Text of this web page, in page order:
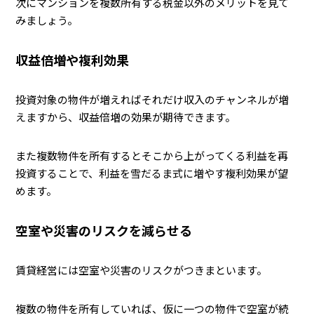
みましょう。
収益倍増や複利効果
投資対象の物件が増えればそれだけ収入のチャンネルが増
えますから、収益倍増の効果が期待できます。
また複数物件を所有するとそこから上がってくる利益を再
投資することで、利益を雪だるま式に増やす複利効果が望
めます。
空室や災害のリスクを減らせる
賃貸経営には空室や災害のリスクがつきまといます。
複数の物件を所有していれば、仮に一つの物件で空室が続